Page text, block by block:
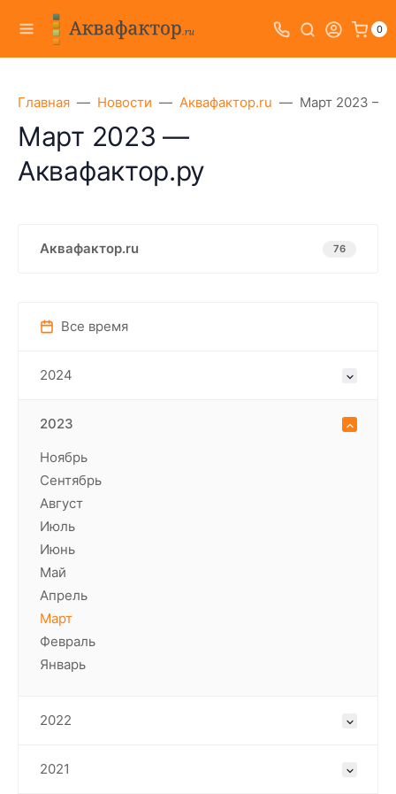
0
Главная Новости Аквафактор.ru Март 2023 —
Март 2023 —
Аквафактор.ру
Аквафактор.ru 76
Все время
2024
2023
Ноябрь
Сентябрь
Август
Июль
Июнь
Май
Апрель
Март
Февраль
Январь
2022
2021